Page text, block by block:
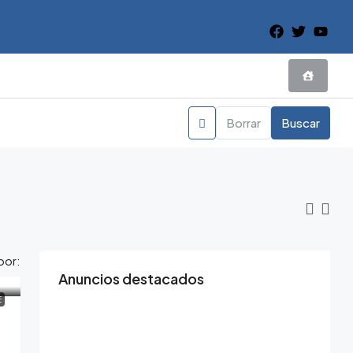
Borrar Buscar
Anuncios destacados